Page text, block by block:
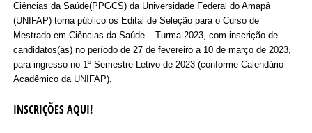
Ciências da Saúde(PPGCS) da Universidade Federal do Amapá
(UNIFAP) torna público os Edital de Seleção para o Curso de
Mestrado em Ciências da Saúde – Turma 2023, com inscrição de
candidatos(as) no período de 27 de fevereiro a 10 de março de 2023,
para ingresso no 1º Semestre Letivo de 2023 (conforme Calendário
Acadêmico da UNIFAP).
INSCRIÇÕES AQUI!